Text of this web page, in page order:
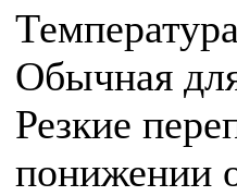
Обычная
Резкие
понижении